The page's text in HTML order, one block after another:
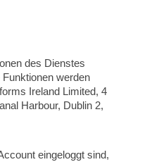
des Dienstes
werden
Ireland Limited, 4
Harbour, Dublin 2,
eingeloggt sind,